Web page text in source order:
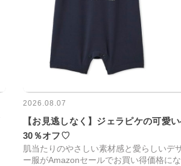
2026.08.07
【お見逃しなく】ジェラピケの可愛
30％オフ♡
肌当たりのやさしい素材感と愛らしいデ
ー服がAmazonセールでお買い得価格に